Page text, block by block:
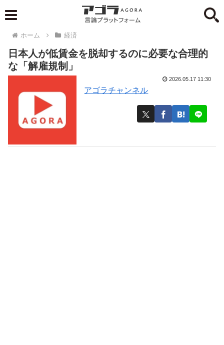
ホーム 経済
日本人が低賃金を脱却するのに必要な合理的
な「解雇規制」
アゴラチャンネル
2026.05.17 11:30